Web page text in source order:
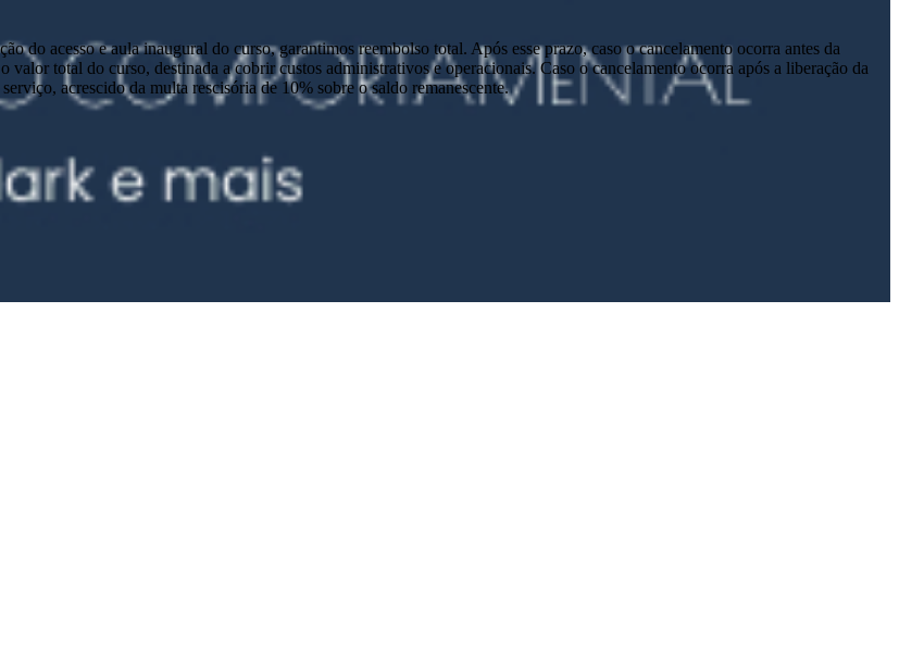
do acesso e aula inaugural do curso, garantimos reembolso total. Após esse prazo, caso o cancelamento ocorra antes da
total do curso, destinada a cobrir custos administrativos e operacionais. Caso o cancelamento ocorra após a liberação da
acrescido da multa rescisória de 10% sobre o saldo remanescente.